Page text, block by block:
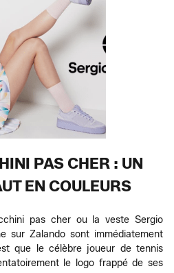
PAS CHER : UN
EN COULEURS
pas cher ou la veste Sergio
sur Zalando sont immédiatement
que le célèbre joueur de tennis
le logo frappé de ses